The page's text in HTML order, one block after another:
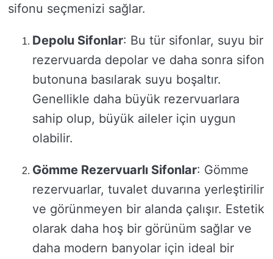
sifonu seçmenizi sağlar.
Depolu Sifonlar: Bu tür sifonlar, suyu bir
rezervuarda depolar ve daha sonra sifon
butonuna basılarak suyu boşaltır.
Genellikle daha büyük rezervuarlara
sahip olup, büyük aileler için uygun
olabilir.
Gömme Rezervuarlı Sifonlar: Gömme
rezervuarlar, tuvalet duvarına yerleştirilir
ve görünmeyen bir alanda çalışır. Estetik
olarak daha hoş bir görünüm sağlar ve
daha modern banyolar için ideal bir